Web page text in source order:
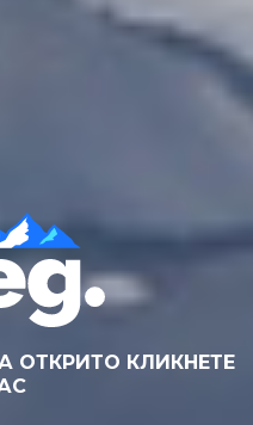
ОТКРИТО КЛИКНЕТЕ